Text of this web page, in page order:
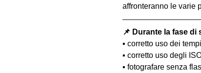
affronteranno le varie
📌 Durante la fase
▪️ corretto uso dei tempi
▪️ corretto uso degli
▪️ fotografare senza